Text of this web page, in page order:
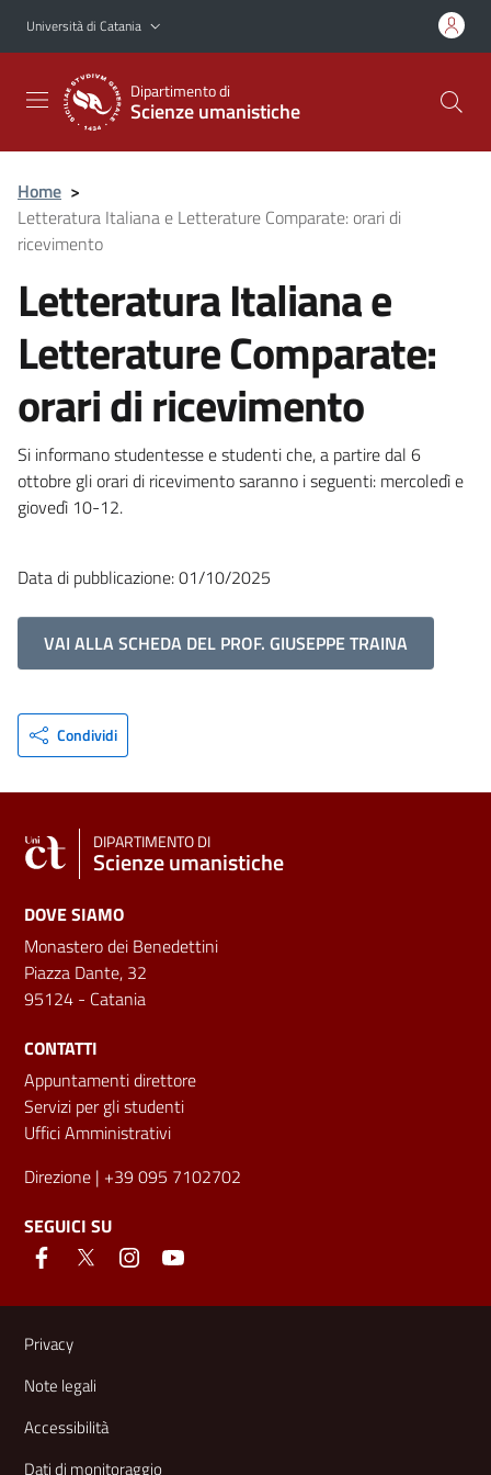
Vai al contenuto principale
Vai al menu di navigazione
Università di Catania
Dipartimento di
Scienze umanistiche
Home >
Letteratura Italiana e Letterature Comparate: orari di
ricevimento
Letteratura Italiana e
Letterature Comparate:
orari di ricevimento
Si informano studentesse e studenti che, a partire dal 6
ottobre gli orari di ricevimento saranno i seguenti: mercoledì e
giovedì 10-12.
Data di pubblicazione: 01/10/2025
VAI ALLA SCHEDA DEL PROF. GIUSEPPE TRAINA
Condividi
DIPARTIMENTO DI
Scienze umanistiche
DOVE SIAMO
Monastero dei Benedettini
Piazza Dante, 32
95124 - Catania
CONTATTI
Appuntamenti direttore
Servizi per gli studenti
Uffici Amministrativi
Direzione | +39 095 7102702
SEGUICI SU
Link e informazioni utili
Privacy
Note legali
Accessibilità
Dati di monitoraggio